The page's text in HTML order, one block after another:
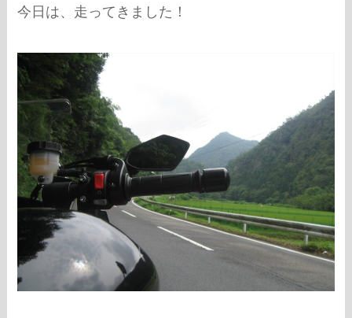
今日は、走ってきました！